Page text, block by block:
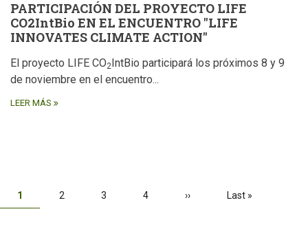
PARTICIPACIÓN DEL PROYECTO LIFE
CO2IntBio EN EL ENCUENTRO "LIFE
INNOVATES CLIMATE ACTION"
El proyecto LIFE CO2IntBio participará los próximos 8 y 9
de noviembre en el encuentro...
LEER MÁS
Paginación
Página
1 Página
2 Página
3 Página
4
Siguiente
››
Última
Last »